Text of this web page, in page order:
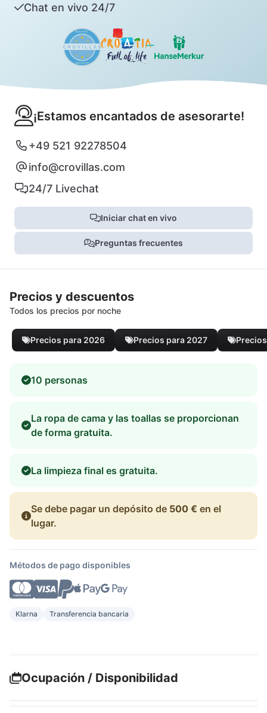
Chat en vivo 24/7
¡Estamos encantados de asesorarte!
+49 521 92278504
info@crovillas.com
24/7 Livechat
Iniciar chat en vivo
Preguntas frecuentes
Precios y descuentos
Todos los precios por noche
Precios para 2026 Precios para 2027
10 personas
La ropa de cama y las toallas se proporcionan
de forma gratuita.
La limpieza final es gratuita.
Se debe pagar un depósito de 500 € en el
lugar.
Métodos de pago disponibles
Klarna Transferencia bancaria
Ocupación / Disponibilidad